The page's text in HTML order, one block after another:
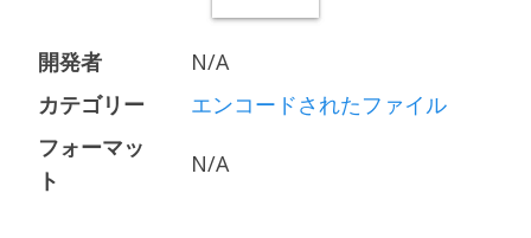
開発者
N/A
カテゴリー
エンコードされたファイル
フォーマッ
ト
N/A